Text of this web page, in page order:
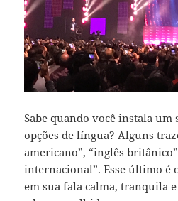
Sabe quando você instala um
opções de língua? Alguns
americano”, “inglês
internacional”. Esse último é
em sua fala calma, tranquila